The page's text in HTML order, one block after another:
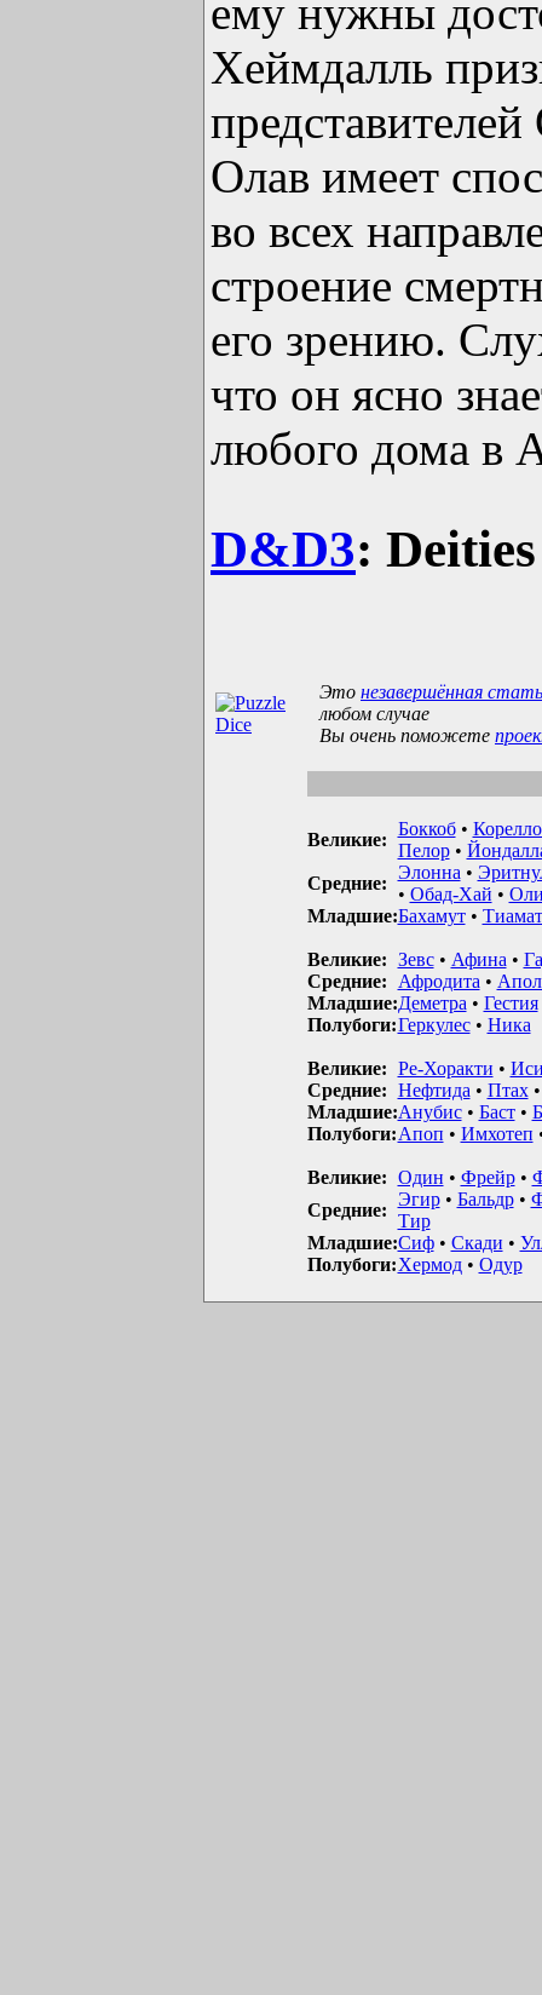
ему нужны
Хеймдалль
Олав имеет
во всех
строение
его зрению.
что он ясно
любого дома в
D&D3:
Это незавершённая
любом случае
Вы очень поможете
Великие:
Боккоб•
Пелор•
Средние:
Элонна •
• Обад-Хай •
Младшие:Бахамут• Тиамат
Великие: Зевс• Афина •
Средние:
Афродита •
Младшие:Деметра • Гестия
Полубоги:Геркулес• Ника
Великие: Ре-Хоракти •
Средние: Нефтида • Птах
Младшие:Анубис• Баст•
Полубоги:Апоп • Имхотеп
Великие: Один • Фрейр•
Средние:
Эгир• Бальдр•
Тир
Младшие:Сиф• Скади •
Полубоги:Хермод• Одур